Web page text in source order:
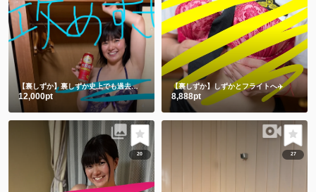
【裏しずか】裏しずか史上でも過去一を争う攻めすぎ写真集😂㊙️
12,000pt
【裏しずか】しずかとフライトへ✈️
8,888pt
20 27